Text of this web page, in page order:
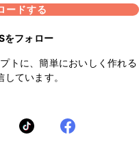
ードする
をフォロー
トに、簡単においしく作れる
ています。